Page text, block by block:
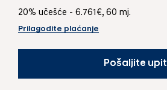
20% učešće - 6.761€, 60 mj.
Prilagodite plaćanje
Pošaljite upit